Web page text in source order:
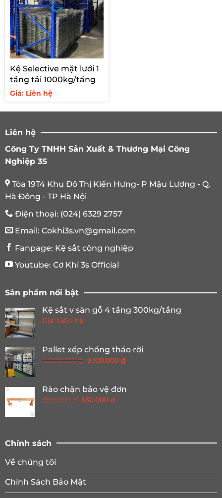
Kệ Selective mặt lưới 1
tầng tải 1000kg/tầng
Giá: Liên hệ
Liên hệ
Công Ty TNHH Sản Xuất & Thương Mại Công
Nghiệp 3S
Tòa 19T4 Khu Đô Thị Kiến Hưng- P Mậu Lương - Q.
Hà Đông - TP Hà Nội
Điện thoại: (024) 6329 2757
Email: Cokhi3s.vn@gmail.com
Fanpage: Kệ sắt công nghiệp
Youtube: Cơ Khí 3s Official
Sản phẩm nổi bật
Kệ sắt v sàn gỗ 4 tầng 300kg/tầng
Giá: Liên hệ
Pallet xếp chồng tháo rời
4.000.000 ₫ Giá
4.000.000 ₫.
3.100.000₫Giá
là:
Rào chặn bảo vệ đơn
600.000 ₫ Giá
550.000₫Giá
550.000 ₫.
Chính sách
Về chúng tôi
Chính Sách Bảo Mật